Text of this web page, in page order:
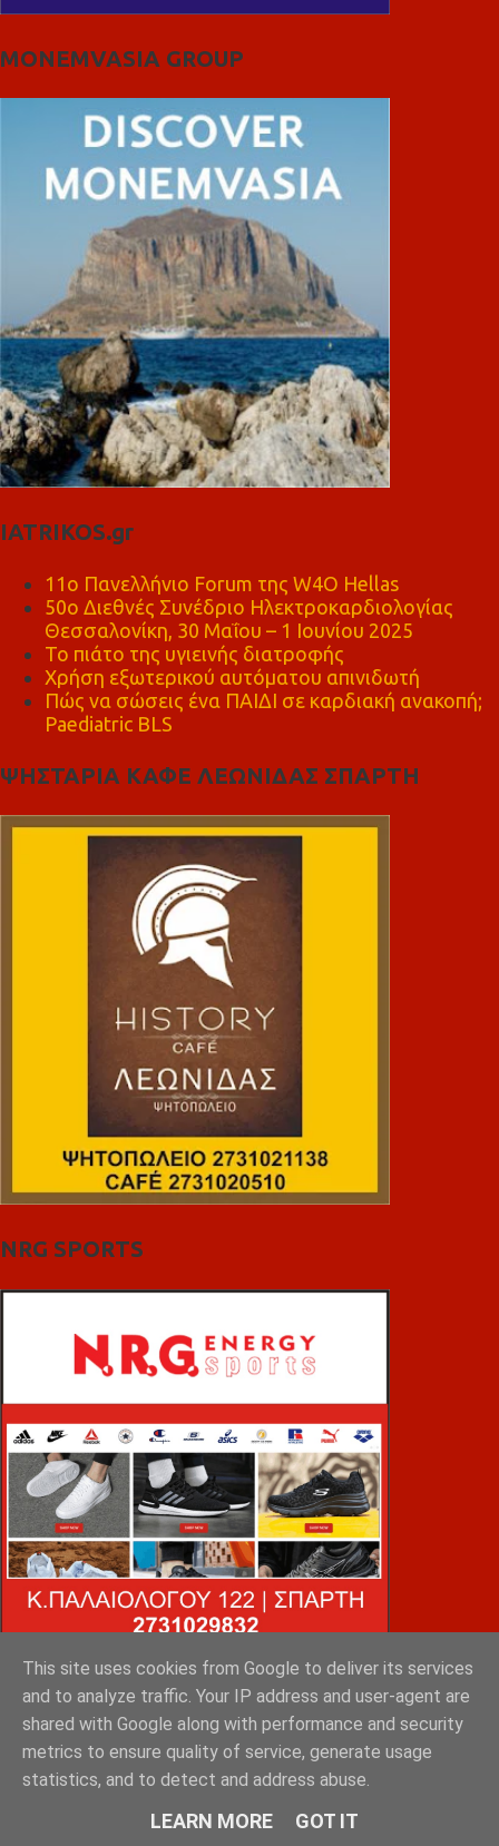
MONEMVASIA GROUP
IATRIKOS.gr
11ο Πανελλήνιο Forum της W4O Hellas
50ο Διεθνές Συνέδριο Ηλεκτροκαρδιολογίας
Θεσσαλονίκη, 30 Μαΐου – 1 Ιουνίου 2025
Το πιάτο της υγιεινής διατροφής
Χρήση εξωτερικού αυτόματου απινιδωτή
Πώς να σώσεις ένα ΠΑΙΔΙ σε καρδιακή ανακοπή;
Paediatric BLS
ΨΗΣΤΑΡΙΑ ΚΑΦΕ ΛΕΩΝΙΔΑΣ ΣΠΑΡΤΗ
NRG SPORTS
VOiD ΣΠΑΡΤΗ
This site uses cookies from Google to deliver its services
and to analyze traffic. Your IP address and user-agent are
shared with Google along with performance and security
metrics to ensure quality of service, generate usage
statistics, and to detect and address abuse.
LEARN MORE GOT IT